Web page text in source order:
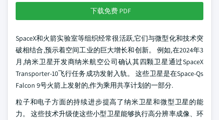
下载免费 PDF
SpaceX和火箭实验室等组织经常很活跃,它们与微型化和技术突
破相结合,预示着空间工业的巨大增长和创新。 例如,在2024年3
月,纳米卫星开发商纳米航空公司确认其四颗卫星通过SpaceX
Transporter-10飞行任务成功发射入轨。 这些卫星是在Space-Qs
Falcon 9号火箭上发射的,作为乘用共享计划的一部分.
粒子和电子方面的持续进步提高了纳米卫星和微型卫星的能
力。 这些技术升级使这些小型卫星能够执行高分辨率成像、环